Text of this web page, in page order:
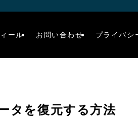
ール お問い合わせ プライバシ
タを復元する方法